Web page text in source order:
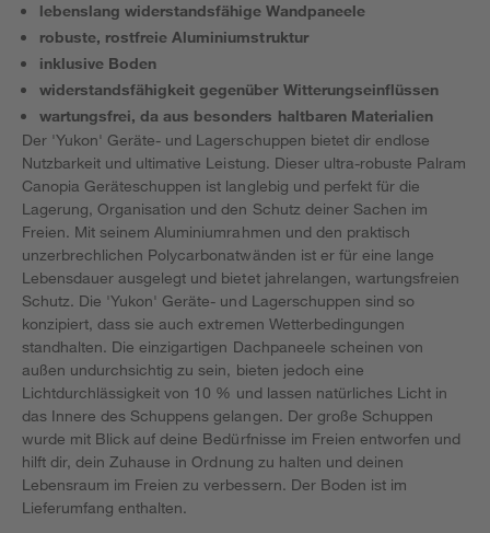
lebenslang widerstandsfähige Wandpaneele
robuste, rostfreie Aluminiumstruktur
inklusive Boden
widerstandsfähigkeit gegenüber Witterungseinflüssen
wartungsfrei, da aus besonders haltbaren Materialien
Der 'Yukon' Geräte- und Lagerschuppen bietet dir endlose
Nutzbarkeit und ultimative Leistung. Dieser ultra-robuste Palram
Canopia Geräteschuppen ist langlebig und perfekt für die
Lagerung, Organisation und den Schutz deiner Sachen im
Freien. Mit seinem Aluminiumrahmen und den praktisch
unzerbrechlichen Polycarbonatwänden ist er für eine lange
Lebensdauer ausgelegt und bietet jahrelangen, wartungsfreien
Schutz. Die 'Yukon' Geräte- und Lagerschuppen sind so
konzipiert, dass sie auch extremen Wetterbedingungen
standhalten. Die einzigartigen Dachpaneele scheinen von
außen undurchsichtig zu sein, bieten jedoch eine
Lichtdurchlässigkeit von 10 % und lassen natürliches Licht in
das Innere des Schuppens gelangen. Der große Schuppen
wurde mit Blick auf deine Bedürfnisse im Freien entworfen und
hilft dir, dein Zuhause in Ordnung zu halten und deinen
Lebensraum im Freien zu verbessern. Der Boden ist im
Lieferumfang enthalten.